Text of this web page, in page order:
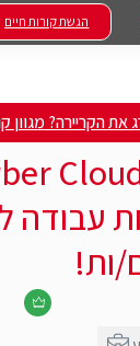
הגשת קורות חיים
את הקריירה? מגוון
עבודה
ות!